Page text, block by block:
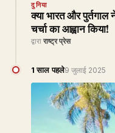
दुनिया
क्या भारत और पुर्तगाल
चर्चा का आह्वान किया!
द्वारा राष्ट्र प्रेस
1 साल पहले9 जुलाई 2025